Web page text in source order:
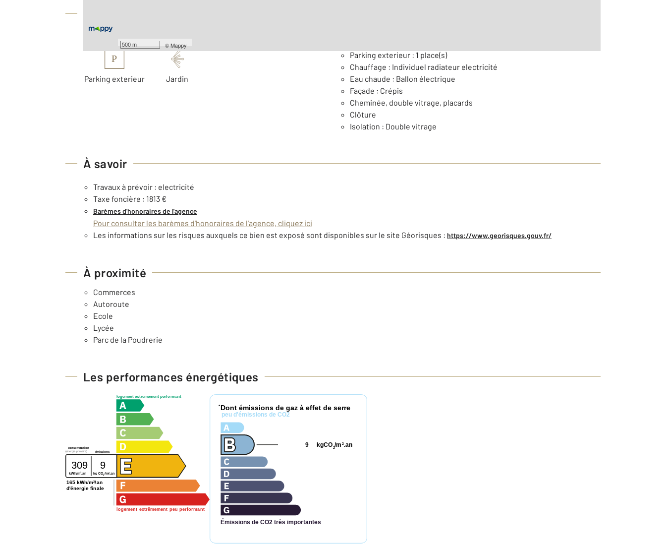
500 m ©Mappy
P
Parking exterieur Jardin
Parking exterieur : 1 place(s)
Chauffage : Individuel radiateur electricité
Eau chaude : Ballon électrique
Façade : Crépis
Cheminée, double vitrage, placards
Clôture
Isolation : Double vitrage
À savoir
Travaux à prévoir : electricité
Taxe foncière : 1813 €
Barèmes d'honoraires de l'agence
Pour consulter les barèmes d'honoraires de l'agence, cliquez ici
Les informations sur les risques auxquels ce bien est exposé sont disponibles sur le site Géorisques : https://www.georisques.gouv.fr/
À proximité
Commerces
Autoroute
Ecole
Lycée
Parc de la Poudrerie
Les performances énergétiques
logement extrêmement performant
logement extrêmement peu performant
consommation
émissions
(énergie primaire)
309 9
kWh/m2 .an kg CO2/m2 .an
165 kWh/m²/an
d'énergie finale
* Dont émissions de gaz à effet de serre
peu d'émissions de CO2
Émissions de CO2 très importantes
kgCO2/m 2.an
9